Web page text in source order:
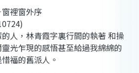
裡窗外序
，林青霞字裏行間的執著 和操
光乍現的感悟甚至給過我綿綿的
福的舊派人。